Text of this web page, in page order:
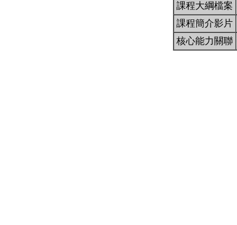
課程大綱檔案
課程簡介影片
核心能力關聯